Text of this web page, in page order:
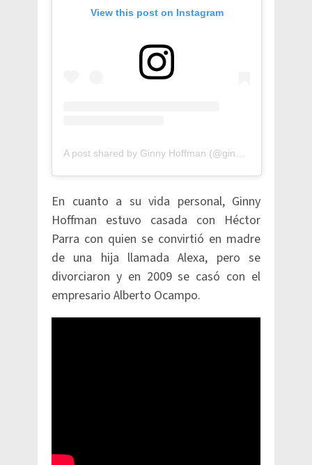
View this post on Instagram
En cuanto a su vida personal, Ginny
Hoffman estuvo casada con Héctor
Parra con quien se convirtió en madre
de una hija llamada Alexa, pero se
divorciaron y en 2009 se casó con el
empresario Alberto Ocampo.